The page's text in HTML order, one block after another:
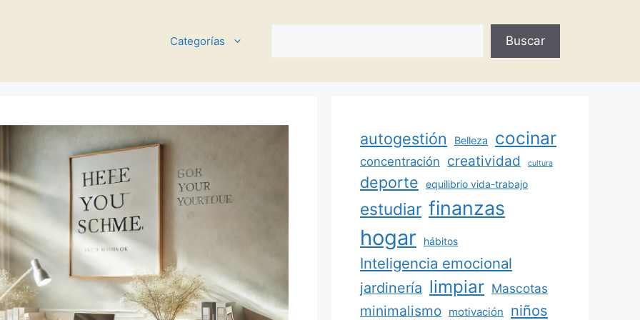
Categorías Buscar
autogestión Belleza cocinar
concentración creatividad cultura
deporte equilibrio vida-trabajo
estudiar finanzas
hogar hábitos
Inteligencia emocional
jardinería limpiar Mascotas
minimalismo motivación niños